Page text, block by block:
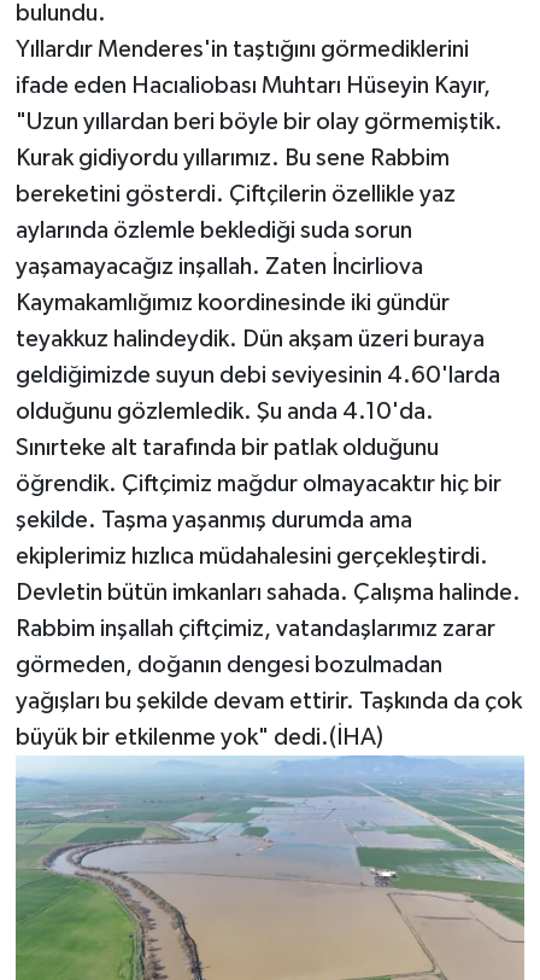
bulundu.
Yıllardır Menderes'in taştığını görmediklerini
ifade eden Hacıaliobası Muhtarı Hüseyin Kayır,
"Uzun yıllardan beri böyle bir olay görmemiştik.
Kurak gidiyordu yıllarımız. Bu sene Rabbim
bereketini gösterdi. Çiftçilerin özellikle yaz
aylarında özlemle beklediği suda sorun
yaşamayacağız inşallah. Zaten İncirliova
Kaymakamlığımız koordinesinde iki gündür
teyakkuz halindeydik. Dün akşam üzeri buraya
geldiğimizde suyun debi seviyesinin 4.60'larda
olduğunu gözlemledik. Şu anda 4.10'da.
Sınırteke alt tarafında bir patlak olduğunu
öğrendik. Çiftçimiz mağdur olmayacaktır hiç bir
şekilde. Taşma yaşanmış durumda ama
ekiplerimiz hızlıca müdahalesini gerçekleştirdi.
Devletin bütün imkanları sahada. Çalışma halinde.
Rabbim inşallah çiftçimiz, vatandaşlarımız zarar
görmeden, doğanın dengesi bozulmadan
yağışları bu şekilde devam ettirir. Taşkında da çok
büyük bir etkilenme yok" dedi.(İHA)